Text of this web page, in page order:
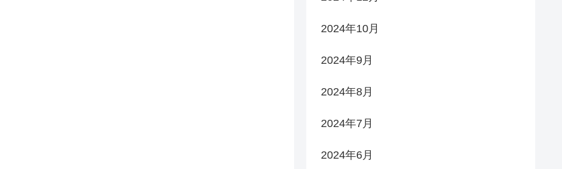
2024年10月
2024年9月
2024年8月
2024年7月
2024年6月